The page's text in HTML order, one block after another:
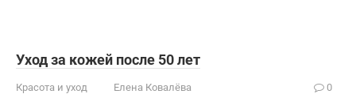
Уход за кожей после 50 лет
Красота и уход Елена Ковалёва 0